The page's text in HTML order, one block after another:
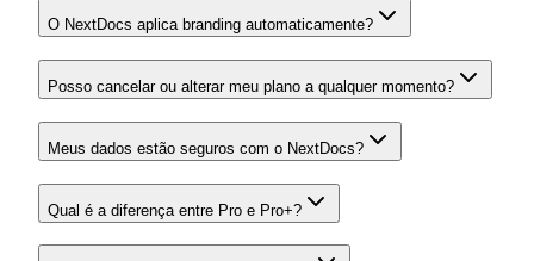
O NextDocs aplica branding automaticamente?
Posso cancelar ou alterar meu plano a qualquer momento?
Meus dados estão seguros com o NextDocs?
Qual é a diferença entre Pro e Pro+?